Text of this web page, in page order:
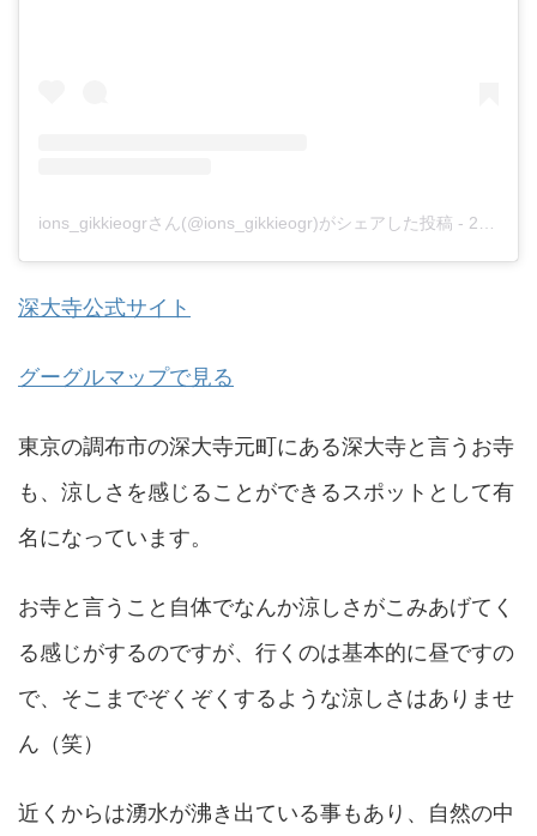
ions_gikkieogrさん(@ions_gikkieogr)がシェアした投稿 - 2019年 8月月5日午後8時01分PDT
深大寺公式サイト
グーグルマップで見る
東京の調布市の深大寺元町にある深大寺と言うお寺
も、涼しさを感じることができるスポットとして有
名になっています。
お寺と言うこと自体でなんか涼しさがこみあげてく
る感じがするのですが、行くのは基本的に昼ですの
で、そこまでぞくぞくするような涼しさはありませ
ん（笑）
近くからは湧水が沸き出ている事もあり、自然の中